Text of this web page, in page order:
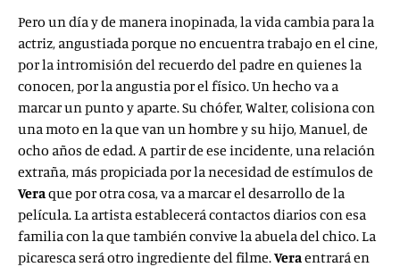
Pero un día y de manera inopinada, la vida cambia para la
actriz, angustiada porque no encuentra trabajo en el cine,
por la intromisión del recuerdo del padre en quienes la
conocen, por la angustia por el físico. Un hecho va a
marcar un punto y aparte. Su chófer, Walter, colisiona con
una moto en la que van un hombre y su hijo, Manuel, de
ocho años de edad. A partir de ese incidente, una relación
extraña, más propiciada por la necesidad de estímulos de
Veraque por otra cosa, va a marcar el desarrollo de la
película. La artista establecerá contactos diarios con esa
familia con la que también convive la abuela del chico. La
picaresca será otro ingrediente del filme.Veraentrará en